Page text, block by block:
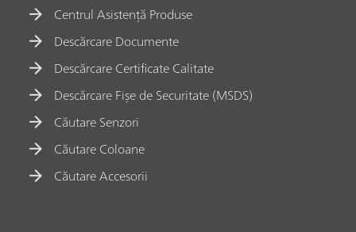
Centrul Asistență Produse
Descărcare Documente
Descărcare Certificate Calitate
Descărcare Fișe de Securitate (MSDS)
Căutare Senzori
Căutare Coloane
Căutare Accesorii